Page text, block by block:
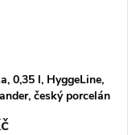
0,35 l, HyggeLine,
český porcelán